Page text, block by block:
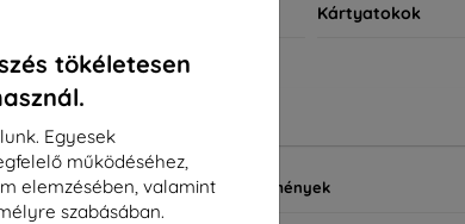
tökéletesen
Egyesek
működéséhez,
elemzésében, valamint
szabásában.
Kártyatokok
Legdrágabb Kedvezmények